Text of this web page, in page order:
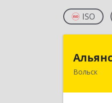
ISO
Вольск